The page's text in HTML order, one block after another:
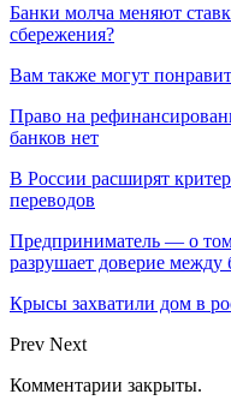
Банки молча меняют
сбережения?
Вам также могут
Право на
банков нет
В России расширят
переводов
Предприниматель — о
разрушает доверие
Крысы захватили дом в
Prev Next
Комментарии закрыты.